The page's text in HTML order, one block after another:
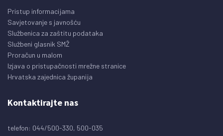
Pristup informacijama
Savjetovanje s javnošću
Službenica za zaštitu podataka
Službeni glasnik SMŽ
Proračun u malom
Izjava o pristupačnosti mrežne stranice
Hrvatska zajednica županija
Kontaktirajte nas
telefon: 044/500-330, 500-035